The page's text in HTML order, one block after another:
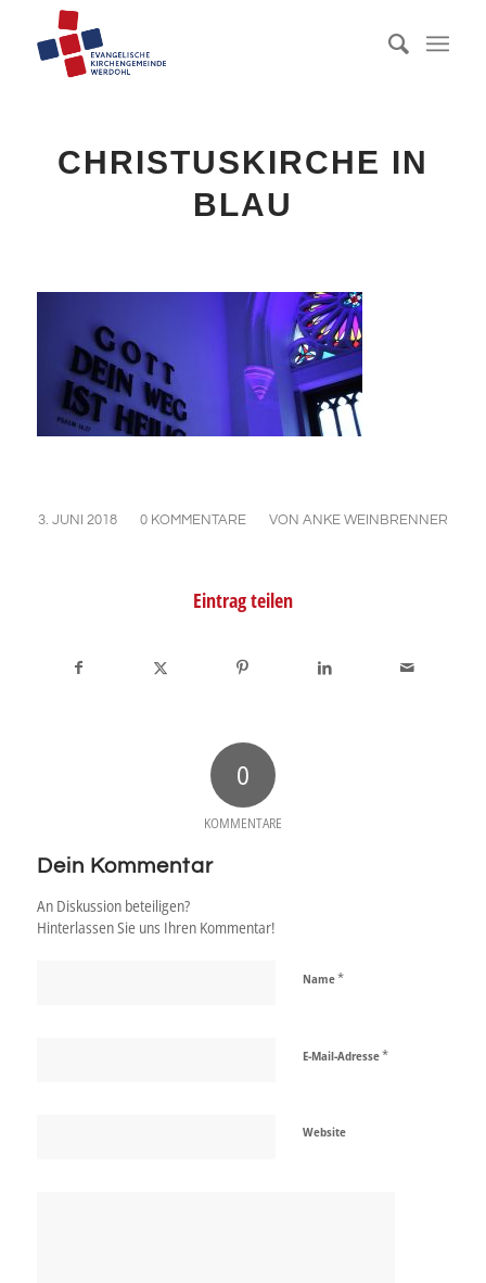
CHRISTUSKIRCHE IN
BLAU
3. JUNI 2018
/ 0 KOMMENTARE
/ VON ANKE WEINBRENNER
Eintrag teilen
0
KOMMENTARE
Dein Kommentar
An Diskussion beteiligen?
Hinterlassen Sie uns Ihren Kommentar!
Name*
E-Mail-Adresse*
Website